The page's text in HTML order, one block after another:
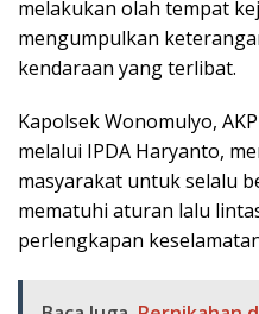
melakukan olah tempat
mengumpulkan
kendaraan yang terlibat.
Kapolsek Wonomulyo,
melalui IPDA Haryanto,
masyarakat untuk selalu
mematuhi aturan lalu
perlengkapan